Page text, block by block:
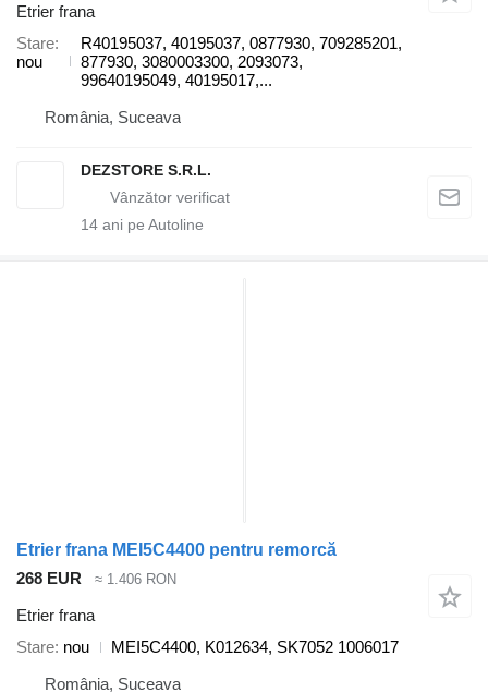
Etrier frana
Stare
nou
R40195037, 40195037, 0877930, 709285201,
877930, 3080003300, 2093073,
99640195049, 40195017,...
România, Suceava
DEZSTORE S.R.L.
14 ani pe Autoline
Etrier frana MEI5C4400 pentru remorcă
268 EUR
≈ 1.406 RON
Etrier frana
Stare nou
MEI5C4400, K012634, SK7052 1006017
România, Suceava